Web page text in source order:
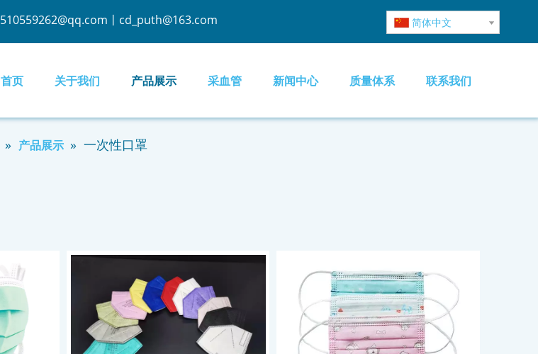
510559262@qq.com 丨 cd_puth@163.com 简体中文
首页 关于我们 产品展示 采血管 新闻中心 质量体系 联系我们
» 产品展示 » 一次性口罩